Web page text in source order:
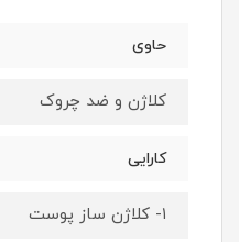
حاوی
کلاژن و ضد چروک
کارایی
۱- کلاژن ساز پوست